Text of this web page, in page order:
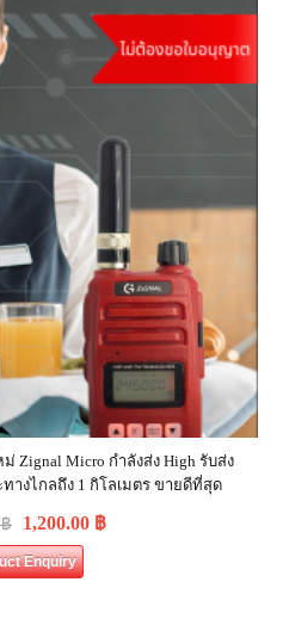
Zignal Micro กำลังส่ง High รับส่ง
างไกลถึง 1 กิโลเมตร ขายดีที่สุด
฿ 1,200.00 ฿
Enquiry